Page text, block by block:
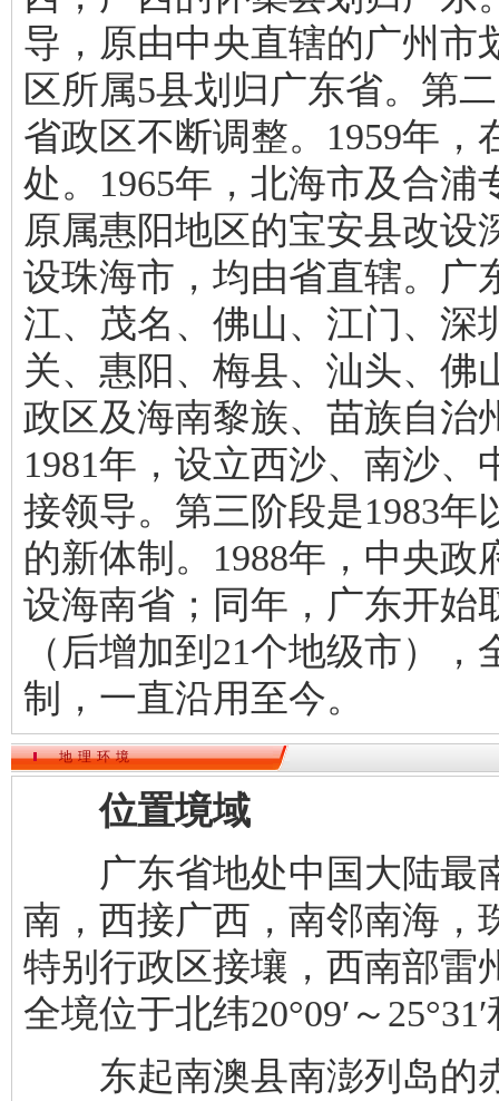
导，原由中央直辖的广州市
区所属5县划归广东省。第
省政区不断调整。1959年
处。1965年，北海市及合浦
原属惠阳地区的宝安县改设
设珠海市，均由省直辖。广
江、茂名、佛山、江门、深
关、惠阳、梅县、汕头、佛
政区及海南黎族、苗族自治
1981年，设立西沙、南沙
接领导。第三阶段是1983
的新体制。1988年，中央
设海南省；同年，广东开始
（后增加到21个地级市）
制，一直沿用至今。
地理环境
位置境域
广东省地处中国大陆最
南，西接广西，南邻南海，
特别行政区接壤，西南部雷
全境位于北纬20°09′～
东起南澳县南澎列岛的